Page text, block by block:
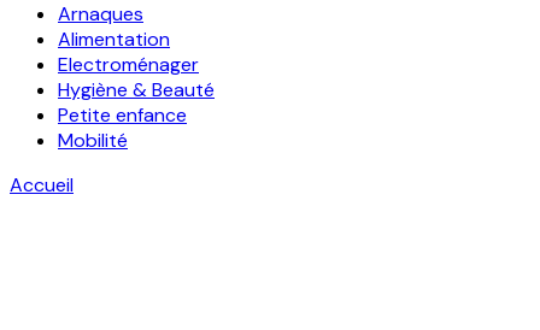
Arnaques
Alimentation
Electroménager
Hygiène & Beauté
Petite enfance
Mobilité
Accueil